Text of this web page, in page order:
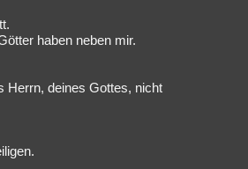
haben neben mir.
Herrn, deines Gottes, nicht